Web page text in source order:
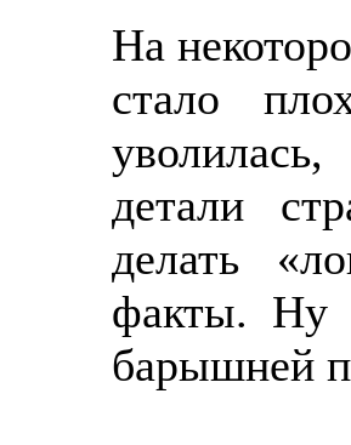
На
стало
детали
делать
факты. Ну
барышней